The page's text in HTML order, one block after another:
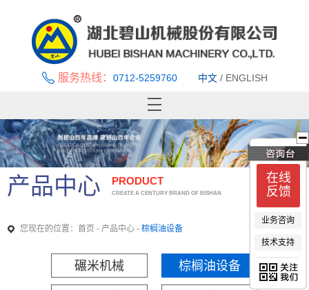
服务热线： 0712-5259760 中文/ ENGLISH
首页
关于碧山
新闻中心
产品中心
技术支持与服务
产品中心 PRODUCT
CREATE A CENTURY BRAND OF BISHAN
您现在的位置： 首页 - 产品中心 - 棕榈油设备
碾米机械 棕榈油设备
在线
反馈
业务咨询
技术支持